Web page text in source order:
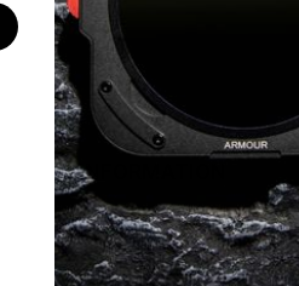
INFORMATION
Wissenswertes
Cookie Einstellungen